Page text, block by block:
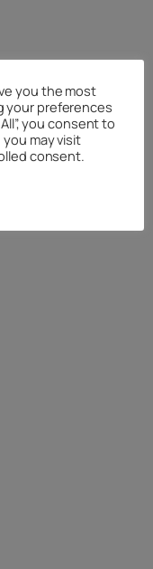
you the most
your preferences
you consent to
may visit
consent.